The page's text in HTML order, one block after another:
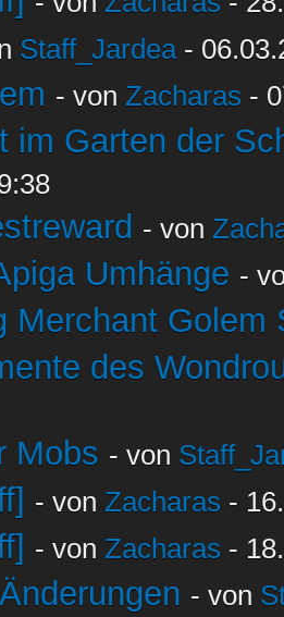
Staff_Jardea-
- von Zacharas -
im Garten der
- von
Umhänge -
Merchant Golem
des
Mobs - von
- von Zacharas -
- von Zacharas -
- von